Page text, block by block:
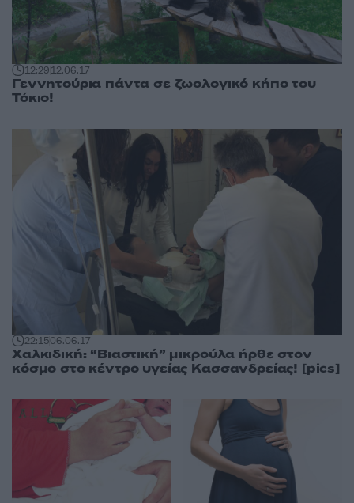
12:2912.06.17
Γεννητούρια πάντα σε ζωολογικό κήπο του
Τόκιο!
22:1506.06.17
Χαλκιδική: “Βιαστική” μικρούλα ήρθε στον
κόσμο στο κέντρο υγείας Κασσανδρείας! [pics]